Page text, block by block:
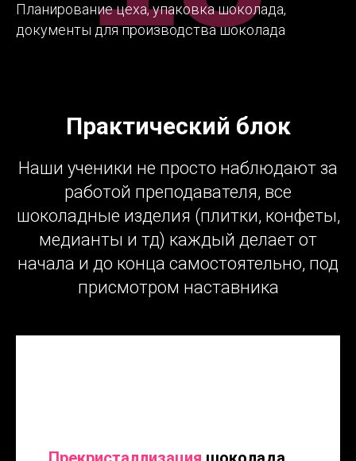
Планирование цеха, упаковка шоколада,
документы для производства шоколада
Практический блок
Наши ученики не просто наблюдают за
работой преподавателя, все
шоколадные изделия (плитки, конфеты,
медианты и тд) каждый делает от
начала и до конца самостоятельно, под
присмотром наставника